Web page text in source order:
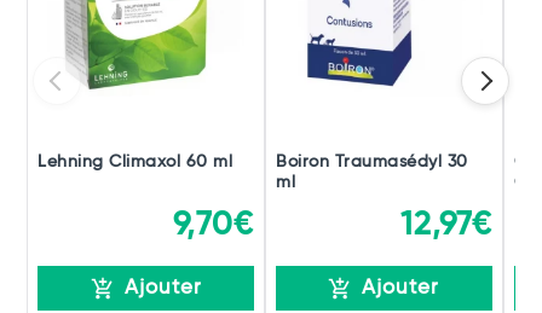
Lehning Climaxol 60 ml
9,70€
Ajouter
Boiron Traumasédyl 30
ml
12,97€
Ajouter